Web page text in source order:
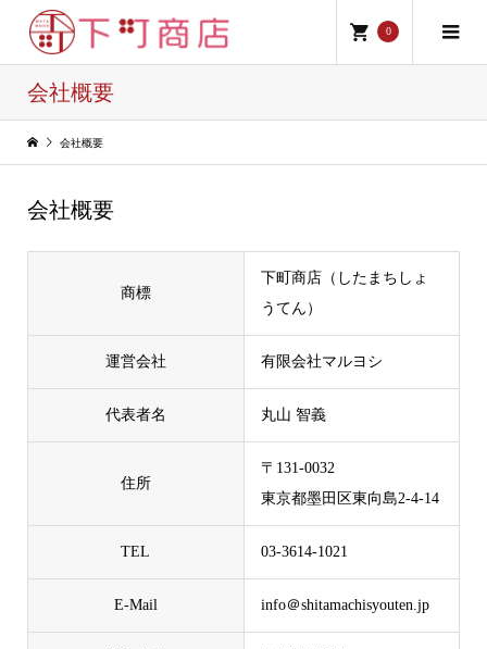
0
会社概要
会社概要
会社概要
商標
下町商店（したまちしょ
うてん）
運営会社 有限会社マルヨシ
代表者名 丸山 智義
住所
〒131-0032
東京都墨田区東向島2-4-14
TEL 03-3614-1021
E-Mail info＠shitamachisyouten.jp